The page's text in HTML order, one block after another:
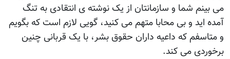
می بينم شما و سازمانتان از يک نوشته ی انتقادی به تنگ
آمده ايد و بی محابا متهم می کنيد، گويی لازم است که بگويم
و متاسفم که داعيه داران حقوق بشر، با يک قربانی چنين
برخوردی می کند.